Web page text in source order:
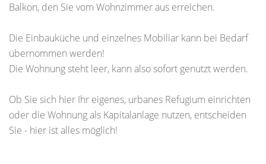
Balkon, den Sie vom Wohnzimmer aus erreichen.
Die Einbauküche und einzelnes Mobiliar kann bei Bedarf
übernommen werden!
Die Wohnung steht leer, kann also sofort genutzt werden.
Ob Sie sich hier Ihr eigenes, urbanes Refugium einrichten
oder die Wohnung als Kapitalanlage nutzen, entscheiden
Sie - hier ist alles möglich!